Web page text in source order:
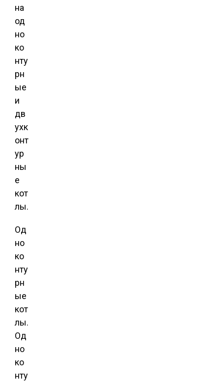
на
од
но
ко
нту
рн
ые
и
дв
ухк
онт
ур
ны
е
кот
лы.
Од
но
ко
нту
рн
ые
кот
лы.
Од
но
ко
нту